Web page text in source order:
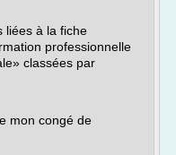
liées à la fiche
professionnelle
classées par
mon congé de